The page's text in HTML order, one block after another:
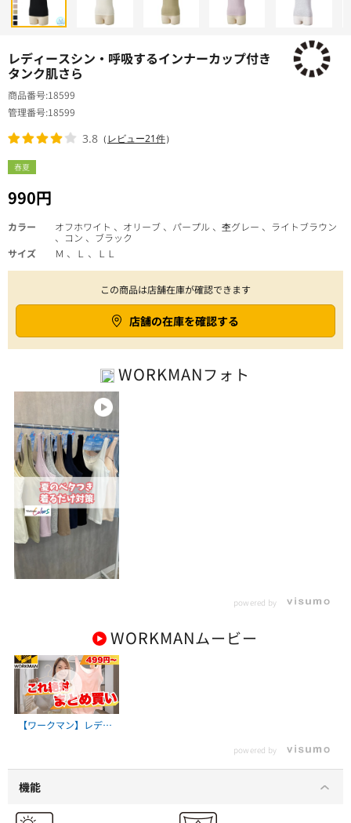
レディースシン・呼吸するインナーカップ付き
タンク肌さら
春夏
990円
商品番号 18599
管理番号 18599
3.8 （レビュー21件）
カラー
オフホワイト 、オリーブ 、パープル 、杢グレー 、ライトブラウン
、コン 、ブラック
サイズ
Ｍ 、Ｌ 、ＬＬ
この商品は店舗在庫が確認できます
店舗の在庫を確認する
WORKMANフォト
powered by
WORKMANムービー
【ワークマン】レディ
快適すぎ…全部まとめ
買い案件
powered by
機能